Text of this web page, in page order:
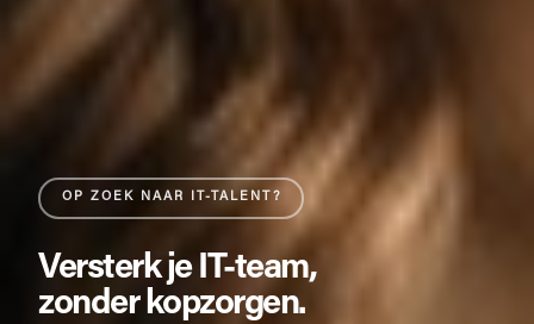
OP ZOEK NAAR IT-TALENT?
Versterk je IT-team,
zonder kopzorgen.